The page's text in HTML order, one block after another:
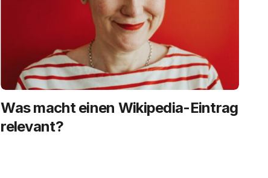
Was macht einen Wikipedia-Eintrag
relevant?